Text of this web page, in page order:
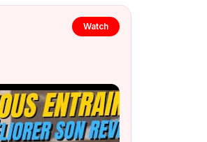
Watch